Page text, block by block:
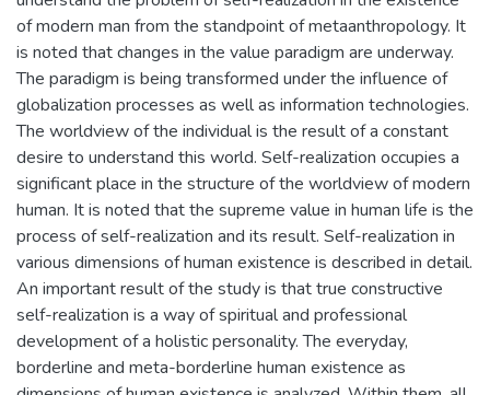
of modern man from the standpoint of metaanthropology. It
is noted that changes in the value paradigm are underway.
The paradigm is being transformed under the influence of
globalization processes as well as information technologies.
The worldview of the individual is the result of a constant
desire to understand this world. Self-realization occupies a
significant place in the structure of the worldview of modern
human. It is noted that the supreme value in human life is the
process of self-realization and its result. Self-realization in
various dimensions of human existence is described in detail.
An important result of the study is that true constructive
self-realization is a way of spiritual and professional
development of a holistic personality. The everyday,
borderline and meta-borderline human existence as